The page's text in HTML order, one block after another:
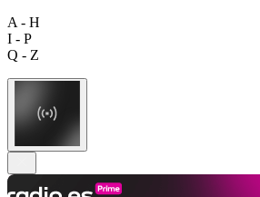
A - H
I - P
Q - Z